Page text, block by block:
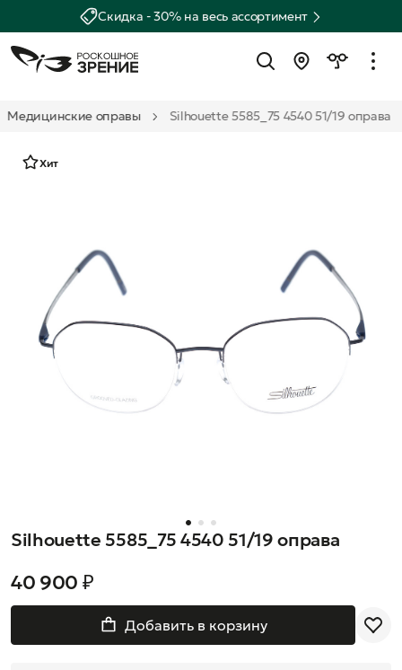
Скидка - 30% на весь ассортимент
Медицинские оправы Silhouette 5585_75 4540 51/19 оправа
Хит
Silhouette 5585_75 4540 51/19 оправа
40 900 ₽
Добавить в корзину